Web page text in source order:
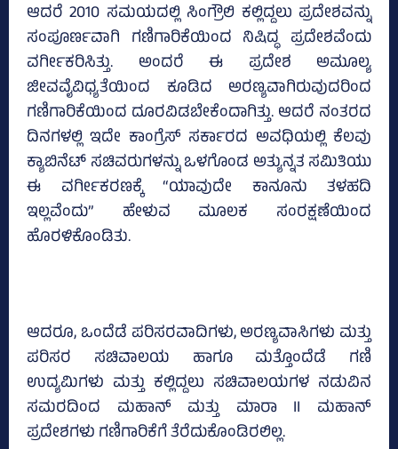
ಆದರೆ 2010 ಸಮಯದಲ್ಲಿ ಸಿಂಗ್ರೌಲಿ ಕಲ್ಲಿದ್ದಲು ಪ್ರದೇಶವನ್ನು
ಸಂಪೂರ್ಣವಾಗಿ ಗಣಿಗಾರಿಕೆಯಿಂದ ನಿಷಿದ್ಧ ಪ್ರದೇಶವೆಂದು
ವರ್ಗೀಕರಿಸಿತ್ತು. ಅಂದರೆ ಈ ಪ್ರದೇಶ ಅಮೂಲ್ಯ
ಜೀವವೈವಿಧ್ಯತೆಯಿಂದ ಕೂಡಿದ ಅರಣ್ಯವಾಗಿರುವುದರಿಂದ
ಗಣಿಗಾರಿಕೆಯಿಂದ ದೂರವಿಡಬೇಕೆಂದಾಗಿತ್ತು. ಆದರೆ ನಂತರದ
ದಿನಗಳಲ್ಲಿ ಇದೇ ಕಾಂಗ್ರೆಸ್ ಸರ್ಕಾರದ ಅವಧಿಯಲ್ಲಿ ಕೆಲವು
ಕ್ಯಾಬಿನೆಟ್ ಸಚಿವರುಗಳನ್ನು ಒಳಗೊಂಡ ಅತ್ಯುನ್ನತ ಸಮಿತಿಯು
ಈ ವರ್ಗೀಕರಣಕ್ಕೆ “ಯಾವುದೇ ಕಾನೂನು ತಳಹದಿ
ಇಲ್ಲವೆಂದು” ಹೇಳುವ ಮೂಲಕ ಸಂರಕ್ಷಣೆಯಿಂದ
ಹೊರಳಿಕೊಂಡಿತು.
ಆದರೂ, ಒಂದೆಡೆ ಪರಿಸರವಾದಿಗಳು, ಅರಣ್ಯವಾಸಿಗಳು ಮತ್ತು
ಪರಿಸರ ಸಚಿವಾಲಯ ಹಾಗೂ ಮತ್ತೊಂದೆಡೆ ಗಣಿ
ಉದ್ಯಮಿಗಳು ಮತ್ತು ಕಲ್ಲಿದ್ದಲು ಸಚಿವಾಲಯಗಳ ನಡುವಿನ
ಸಮರದಿಂದ ಮಹಾನ್ ಮತ್ತು ಮಾರಾ II ಮಹಾನ್
ಪ್ರದೇಶಗಳು ಗಣಿಗಾರಿಕೆಗೆ ತೆರೆದುಕೊಂಡಿರಲಿಲ್ಲ.